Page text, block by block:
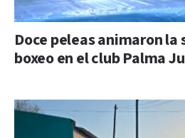
Doce peleas animaron
boxeo en el club Palma